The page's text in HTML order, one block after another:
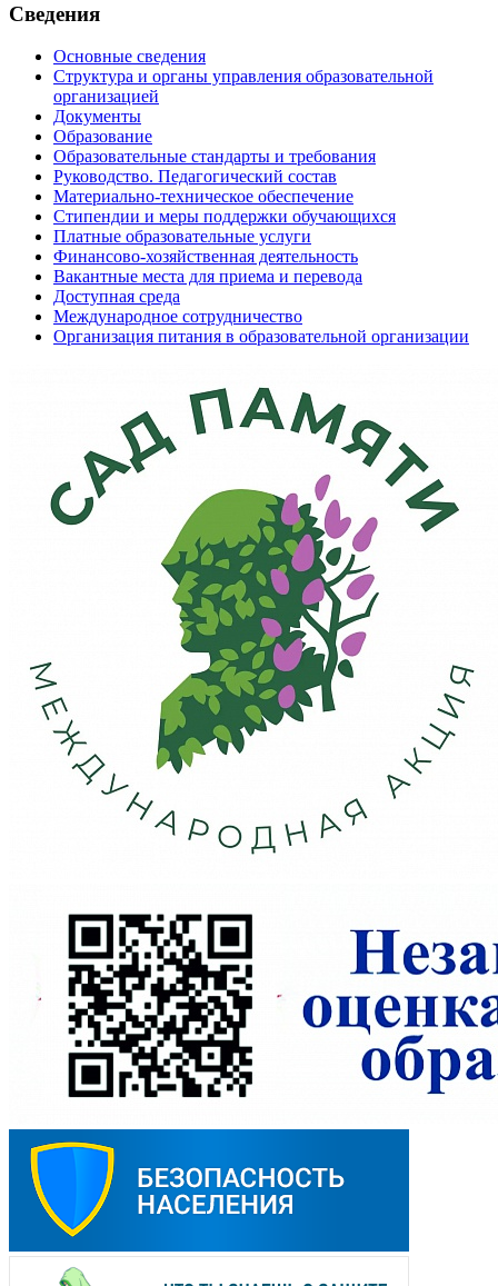
Сведения
Основные сведения
Структура и органы управления образовательной
организацией
Документы
Образование
Образовательные стандарты и требования
Руководство. Педагогический состав
Материально-техническое обеспечение
Стипендии и меры поддержки обучающихся
Платные образовательные услуги
Финансово-хозяйственная деятельность
Вакантные места для приема и перевода
Доступная среда
Международное сотрудничество
Организация питания в образовательной организации